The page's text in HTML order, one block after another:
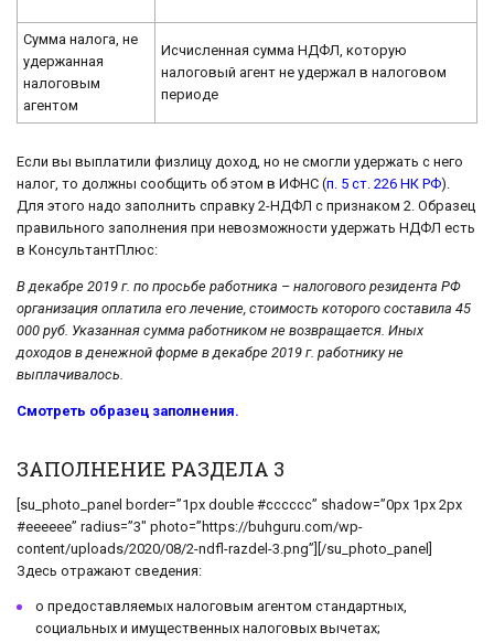
Сумма налога, не
удержанная
налоговым
агентом
Исчисленная сумма НДФЛ, которую
налоговый агент не удержал в налоговом
периоде
Если вы выплатили физлицу доход, но не смогли удержать с него
налог, то должны сообщить об этом в ИФНС (п. 5 ст. 226 НК РФ).
Для этого надо заполнить справку 2-НДФЛ с признаком 2. Образец
правильного заполнения при невозможности удержать НДФЛ есть
в КонсультантПлюс:
В декабре 2019 г. по просьбе работника – налогового резидента РФ
организация оплатила его лечение, стоимость которого составила 45
000 руб. Указанная сумма работником не возвращается. Иных
доходов в денежной форме в декабре 2019 г. работнику не
выплачивалось.
Смотреть образец заполнения.
ЗАПОЛНЕНИЕ РАЗДЕЛА 3
[su_photo_panel border=”1px double #cccccc” shadow=”0px 1px 2px
#eeeeee” radius=”3″ photo=”https://buhguru.com/wp-
content/uploads/2020/08/2-ndfl-razdel-3.png”][/su_photo_panel]
Здесь отражают сведения:
о предоставляемых налоговым агентом стандартных,
социальных и имущественных налоговых вычетах;